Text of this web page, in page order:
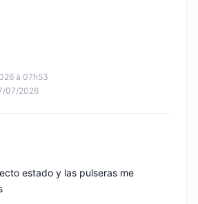
à 07h53
07/2026
estado y las pulseras me